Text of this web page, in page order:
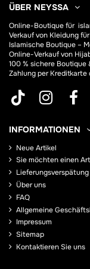
ÜBER NEYSSA
Online-Boutique für
Verkauf von Kleidung
Islamische Boutique –
Online-Verkauf von
100 % sichere Boutique
Zahlung per Kreditkarte
INFORMATIONEN
Neue Artikel
Sie möchten einen
Lieferungsverspätung
Über uns
FAQ
Allgemeine
Impressum
Sitemap
Kontaktieren Sie uns